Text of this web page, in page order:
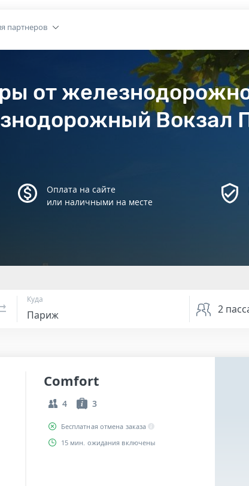
партнеров
от
Вокзал
Оплата на сайте
или наличными на месте
Куда
2
Comfort
4 3
Бесплатная отмена заказа
15 мин. ожидания включены